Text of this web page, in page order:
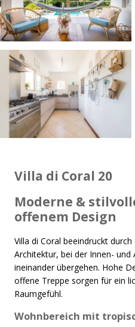
Villa di Coral 20
Moderne &
offenem Design
Villa di Coral beeindruckt
Architektur, bei der Innen- und
ineinander übergehen. Hohe
offene Treppe sorgen für ein
Raumgefühl.
Wohnbereich mit